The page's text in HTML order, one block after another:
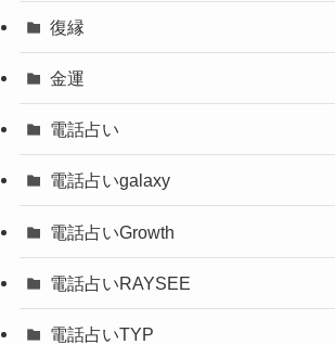
復縁
金運
電話占い
電話占いgalaxy
電話占いGrowth
電話占いRAYSEE
電話占いTYP